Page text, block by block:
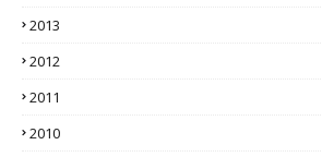
2013
2012
2011
2010